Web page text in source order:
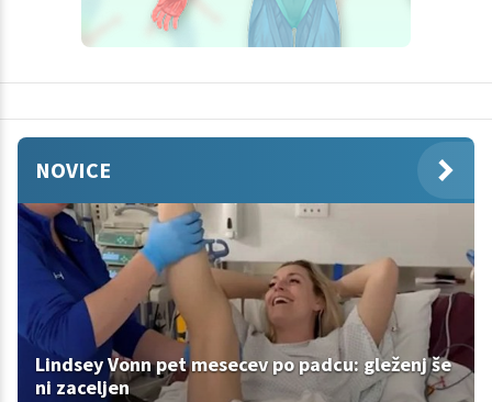
NOVICE
Lindsey Vonn pet mesecev po padcu: gleženj še
ni zaceljen